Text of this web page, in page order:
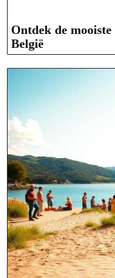
Ontdek de
België